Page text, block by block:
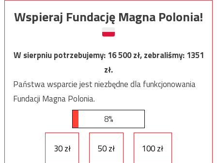
Wspieraj Fundację Magna Polonia!
W sierpniu potrzebujemy:16 500zł, zebraliśmy:1351
zł.
Państwa wsparcie jest niezbędne dla funkcjonowania
Fundacji Magna Polonia.
8%
30 zł 50 zł 100 zł